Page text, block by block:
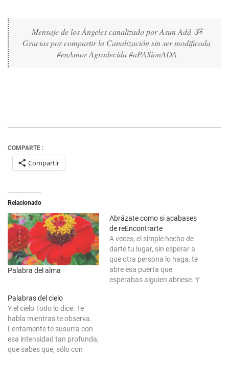
Mensaje de los Ángeles canalizado por Asun Adá ૐ
Gracias por compartir la Canalización sin ser modificada
#enAmor Agradecida #aPASionADA
COMPARTE :
Compartir
Relacionado
Palabra del alma
Abrázate como si acabases
de reEncontrarte
A veces, el simple hecho de
darte tu lugar, sin esperar a
que otra persona lo haga, te
abre esa puerta que
esperabas alguien abriese. Y
Palabras del cielo
Y el cielo Todo lo dice. Te
habla mientras te observa.
Lentamente te susurra con
esa intensidad tan profunda,
que sabes que, sólo con